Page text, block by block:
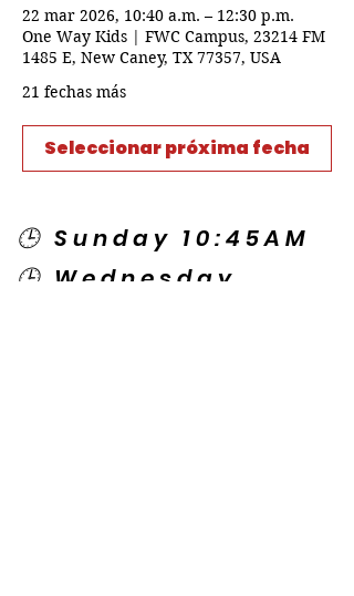
22 mar 2026, 10:40 a.m. – 12:30 p.m.
One Way Kids | FWC Campus, 23214 FM
1485 E, New Caney, TX 77357, USA
21 fechas más
Seleccionar próxima fecha
🕒 Sunday 10:45AM
🕒 Wednesday